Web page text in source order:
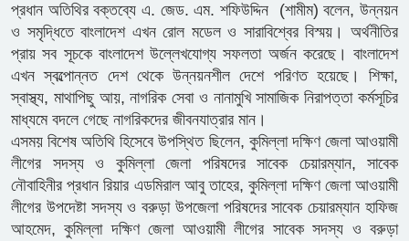
প্রধান অতিথির বক্তব্যে এ. জেড. এম. শফিউদ্দিন (শামীম) বলেন, উন্নয়ন
ও সমৃদ্ধিতে বাংলাদেশ এখন রোল মডেল ও সারাবিশ্বের বিস্ময়। অর্থনীতির
প্রায় সব সূচকে বাংলাদেশ উল্লেখযোগ্য সফলতা অর্জন করেছে। বাংলাদেশ
এখন স্বল্পোন্নত দেশ থেকে উন্নয়নশীল দেশে পরিণত হয়েছে। শিক্ষা,
স্বাস্থ্য, মাথাপিছু আয়, নাগরিক সেবা ও নানামুখি সামাজিক নিরাপত্তা কর্মসূচির
মাধ্যমে বদলে গেছে নাগরিকদের জীবনযাত্রার মান।
এসময় বিশেষ অতিথি হিসেবে উপস্থিত ছিলেন, কুমিল্লা দক্ষিণ জেলা আওয়ামী
লীগের সদস্য ও কুমিল্লা জেলা পরিষদের সাবেক চেয়ারম্যান, সাবেক
নৌবাহিনীর প্রধান রিয়ার এডমিরাল আবু তাহের, কুমিল্লা দক্ষিণ জেলা আওয়ামী
লীগের উপদেষ্টা সদস্য ও বরুড়া উপজেলা পরিষদের সাবেক চেয়ারম্যান হাফিজ
আহমেদ, কুমিল্লা দক্ষিণ জেলা আওয়ামী লীগের সাবেক সদস্য ও বরুড়া